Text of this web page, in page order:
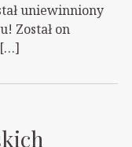
uniewinniony
Został on
[…]